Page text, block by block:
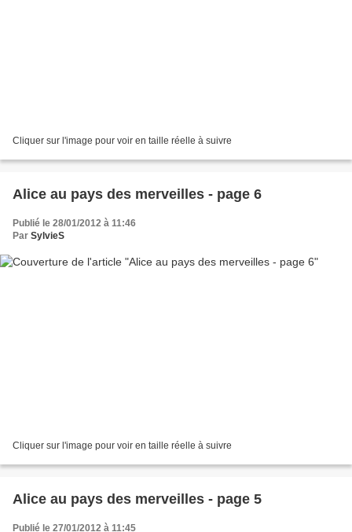
Cliquer sur l'image pour voir en taille réelle à suivre
Alice au pays des merveilles - page 6
Publié le 28/01/2012 à 11:46
Par SylvieS
Cliquer sur l'image pour voir en taille réelle à suivre
Alice au pays des merveilles - page 5
Publié le 27/01/2012 à 11:45